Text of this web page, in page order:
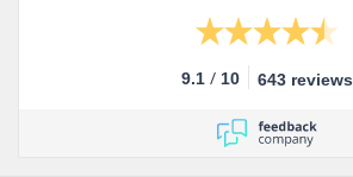
9.1 / 10 643 reviews